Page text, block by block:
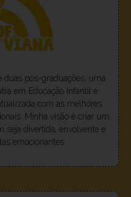
duas pós-graduações, uma
em Educação Infantil e
com as melhores
Minha visão é criar um
seja divertida, envolvente e
emocionantes.